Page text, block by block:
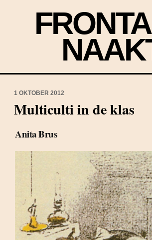
1 OKTOBER 2012
Multiculti in de klas
Anita Brus